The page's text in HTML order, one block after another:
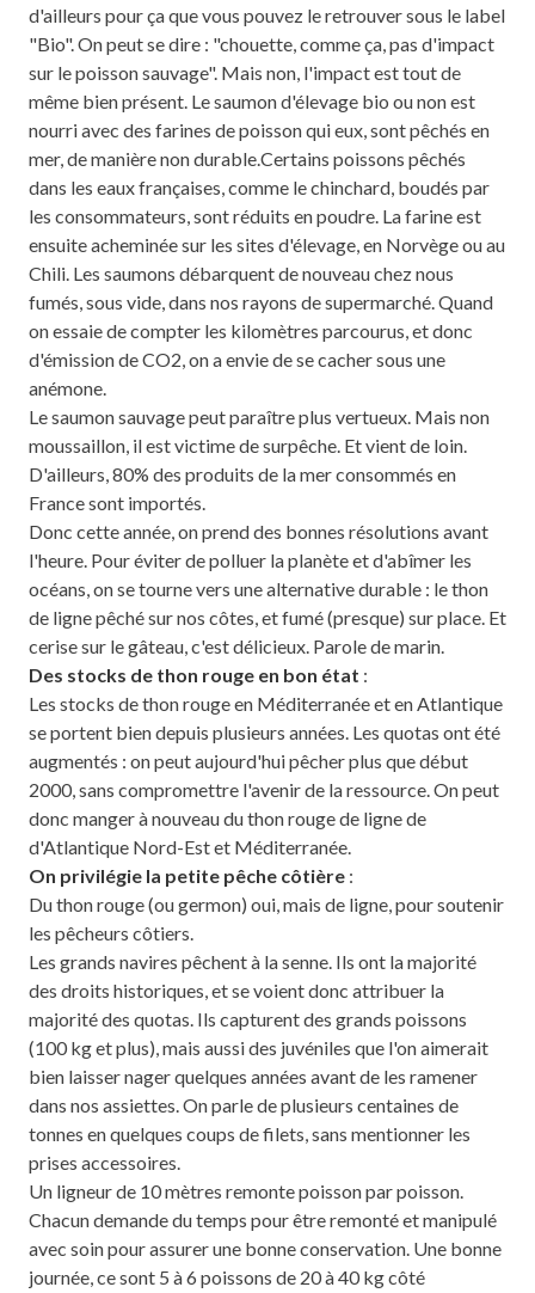
d'ailleurs pour ça que vous pouvez le retrouver sous le label
"Bio". On peut se dire : "chouette, comme ça, pas d'impact
sur le poisson sauvage". Mais non, l'impact est tout de
même bien présent. Le saumon d'élevage bio ou non est
nourri avec des farines de poisson qui eux, sont pêchés en
mer, de manière non durable.Certains poissons pêchés
dans les eaux françaises, comme le chinchard, boudés par
les consommateurs, sont réduits en poudre. La farine est
ensuite acheminée sur les sites d'élevage, en Norvège ou au
Chili. Les saumons débarquent de nouveau chez nous
fumés, sous vide, dans nos rayons de supermarché. Quand
on essaie de compter les kilomètres parcourus, et donc
d'émission de CO2, on a envie de se cacher sous une
anémone.
Le saumon sauvage peut paraître plus vertueux. Mais non
moussaillon, il est victime de surpêche. Et vient de loin.
D'ailleurs, 80% des produits de la mer consommés en
France sont importés.
Donc cette année, on prend des bonnes résolutions avant
l'heure. Pour éviter de polluer la planète et d'abîmer les
océans, on se tourne vers une alternative durable : le thon
de ligne pêché sur nos côtes, et fumé (presque) sur place. Et
cerise sur le gâteau, c'est délicieux. Parole de marin.
Des stocks de thon rouge en bon état :
Les stocks de thon rouge en Méditerranée et en Atlantique
se portent bien depuis plusieurs années. Les quotas ont été
augmentés : on peut aujourd'hui pêcher plus que début
2000, sans compromettre l'avenir de la ressource. On peut
donc manger à nouveau du thon rouge de ligne de
d'Atlantique Nord-Est et Méditerranée.
On privilégie la petite pêche côtière :
Du thon rouge (ou germon) oui, mais de ligne, pour soutenir
les pêcheurs côtiers.
Les grands navires pêchent à la senne. Ils ont la majorité
des droits historiques, et se voient donc attribuer la
majorité des quotas. Ils capturent des grands poissons
(100 kg et plus), mais aussi des juvéniles que l'on aimerait
bien laisser nager quelques années avant de les ramener
dans nos assiettes. On parle de plusieurs centaines de
tonnes en quelques coups de filets, sans mentionner les
prises accessoires.
Un ligneur de 10 mètres remonte poisson par poisson.
Chacun demande du temps pour être remonté et manipulé
avec soin pour assurer une bonne conservation. Une bonne
journée, ce sont 5 à 6 poissons de 20 à 40 kg côté